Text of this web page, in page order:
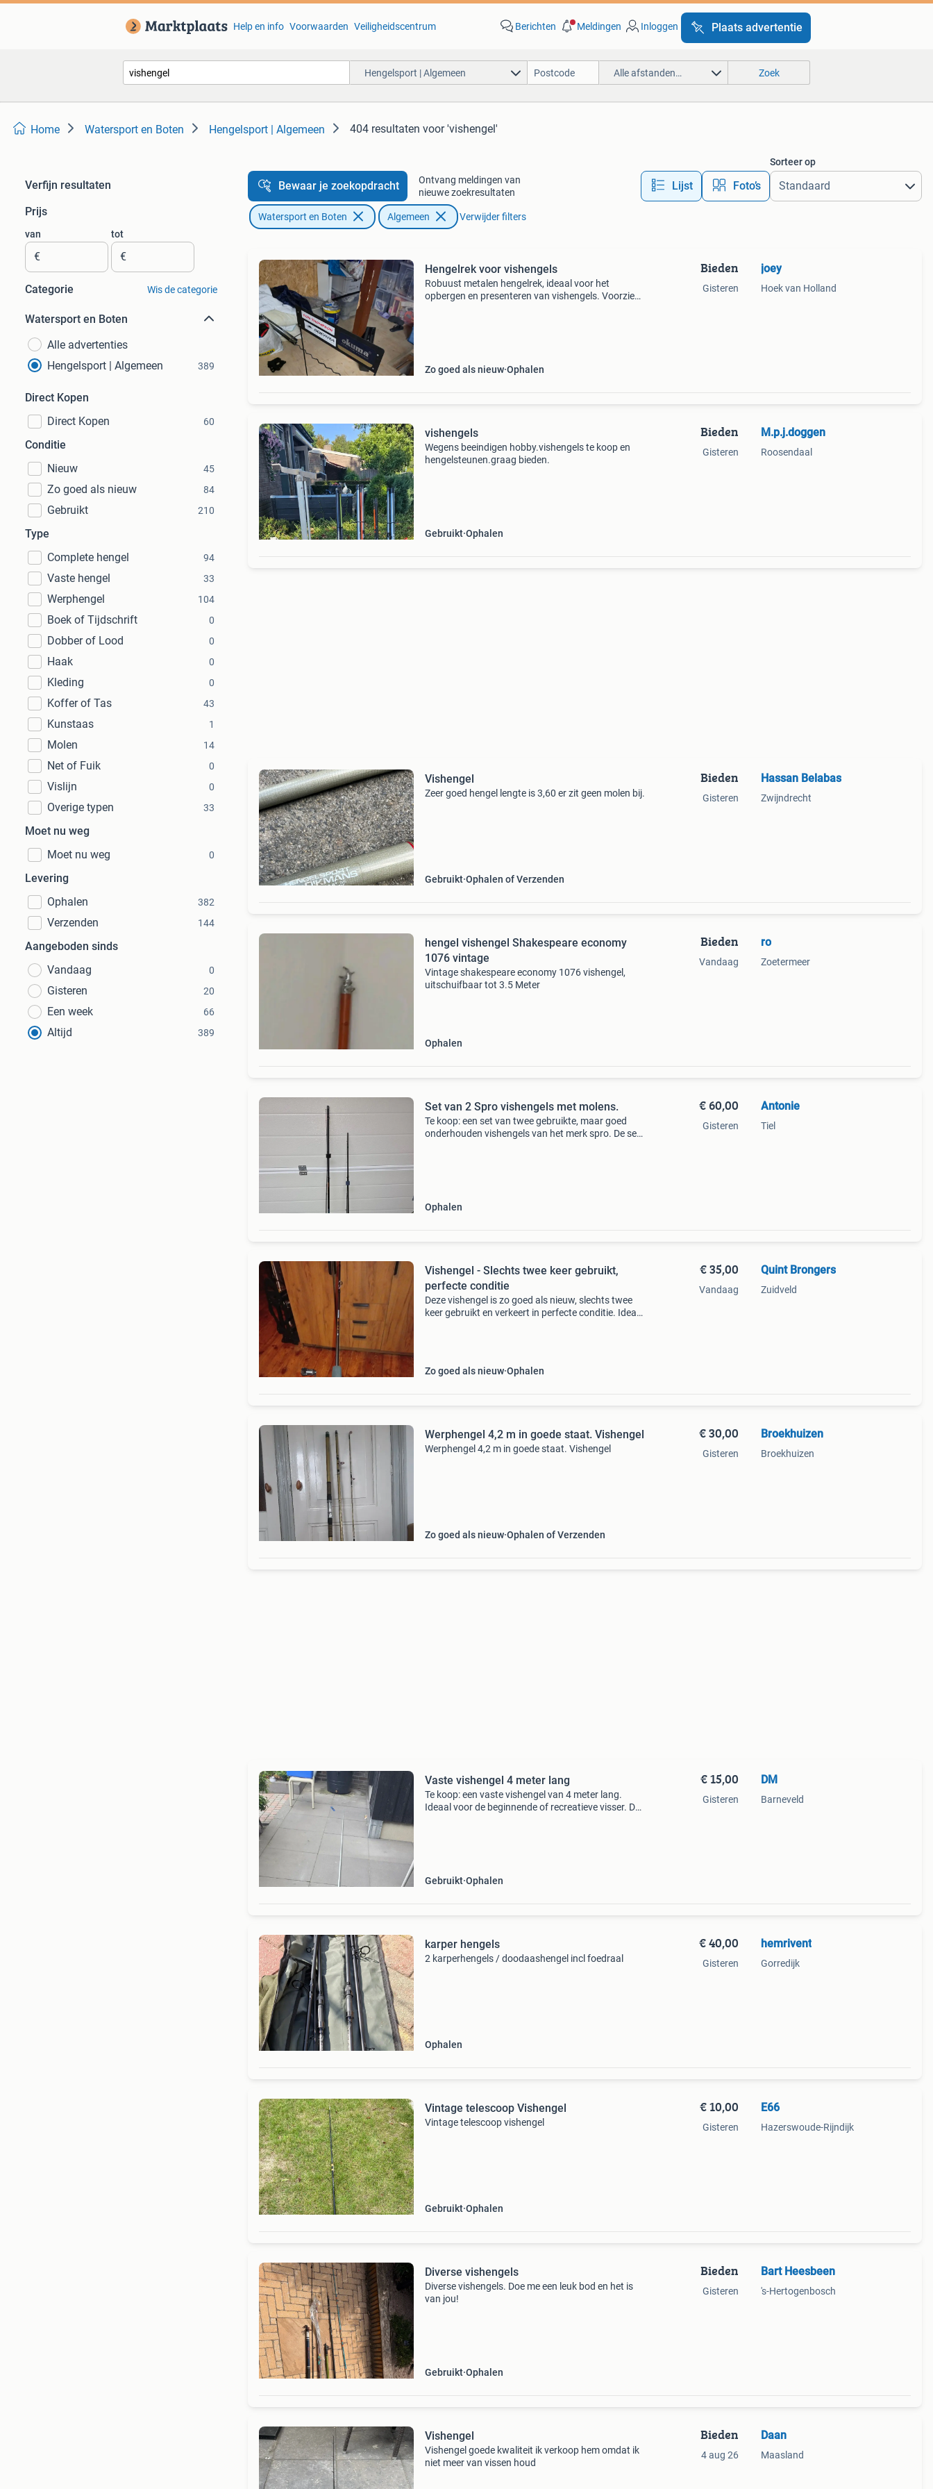
Help en info Voorwaarden Veiligheidscentrum Berichten Meldingen Inloggen Plaats advertentie
Hengelsport | Algemeen Alle afstanden… Zoek
Home Watersport en Boten Hengelsport | Algemeen 404 resultaten voor 'vishengel'
Verfijn resultaten
Prijs
van
€
tot
€
Categorie Wis de categorie
Watersport en Boten
Alle advertenties
Hengelsport | Algemeen
389
Direct Kopen
Direct Kopen
60
Conditie
Nieuw
45
Zo goed als nieuw 84
Gebruikt 210
Type
Complete hengel
94
Vaste hengel 33
Werphengel 104
Boek of Tijdschrift 0
Dobber of Lood 0
Haak 0
Kleding 0
Koffer of Tas 43
Kunstaas 1
Molen 14
Net of Fuik 0
Vislijn 0
Overige typen 33
Moet nu weg
Moet nu weg
0
Levering
Ophalen
382
Verzenden 144
Aangeboden sinds
Vandaag
0
Gisteren 20
Een week 66
Altijd 389
Bewaar je zoekopdracht
Ontvang meldingen van
nieuwe zoekresultaten
Lijst Foto’s
Sorteer op
Watersport en Boten Algemeen Verwijder filters
Hengelrek voor vishengels
Robuust metalen hengelrek, ideaal voor het
opbergen en presenteren van vishengels. Voorzien
Zo goed als nieuw Ophalen
Bieden
Gisteren
joey
Hoek van Holland
vishengels
Wegens beeindigen hobby.vishengels te koop en
hengelsteunen.graag bieden.
Gebruikt Ophalen
Bieden
Gisteren
M.p.j.doggen
Roosendaal
Vishengel
Zeer goed hengel lengte is 3,60 er zit geen molen bij.
Gebruikt Ophalen of Verzenden
Bieden
Gisteren
Hassan Belabas
Zwijndrecht
hengel vishengel Shakespeare economy
1076 vintage
Vintage shakespeare economy 1076 vishengel,
uitschuifbaar tot 3.5 Meter
Ophalen
Bieden
Vandaag
ro
Zoetermeer
Set van 2 Spro vishengels met molens.
Te koop: een set van twee gebruikte, maar goed
onderhouden vishengels van het merk spro. De set
Ophalen
€ 60,00
Gisteren
Antonie
Tiel
Vishengel - Slechts twee keer gebruikt,
perfecte conditie
Deze vishengel is zo goed als nieuw, slechts twee
keer gebruikt en verkeert in perfecte conditie. Ideaal
Zo goed als nieuw Ophalen
€ 35,00
Vandaag
Quint Brongers
Zuidveld
Werphengel 4,2 m in goede staat. Vishengel
Werphengel 4,2 m in goede staat. Vishengel
Zo goed als nieuw Ophalen of Verzenden
€ 30,00
Gisteren
Broekhuizen
Broekhuizen
Vaste vishengel 4 meter lang
Te koop: een vaste vishengel van 4 meter lang.
Ideaal voor de beginnende of recreatieve visser. De
Gebruikt Ophalen
€ 15,00
Gisteren
DM
Barneveld
karper hengels
2 karperhengels / doodaashengel incl foedraal
Ophalen
€ 40,00
Gisteren
hemrivent
Gorredijk
Vintage telescoop Vishengel
Vintage telescoop vishengel
Gebruikt Ophalen
€ 10,00
Gisteren
E66
Hazerswoude-Rijndijk
Diverse vishengels
Diverse vishengels. Doe me een leuk bod en het is
van jou!
Gebruikt Ophalen
Bieden
Gisteren
Bart Heesbeen
's-Hertogenbosch
Vishengel
Vishengel goede kwaliteit ik verkoop hem omdat ik
niet meer van vissen houd
Bieden
4 aug 26
Daan
Maasland